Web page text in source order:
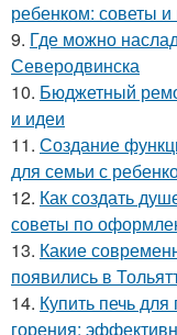
ребенком: советы и
9. Где можно
Северодвинска
10. Бюджетный
и идеи
11. Создание
для семьи с
12. Как создать
советы по
13. Какие
появились в
14. Купить печь
горения: